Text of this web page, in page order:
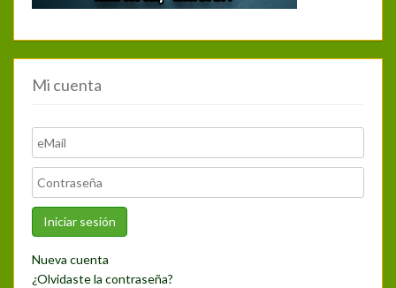
Mi cuenta
Nueva cuenta
¿Olvidaste la contraseña?